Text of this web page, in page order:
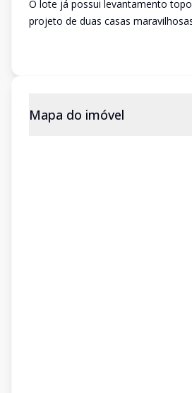
O lote já possui levantamento
projeto de duas casas
Mapa do imóvel